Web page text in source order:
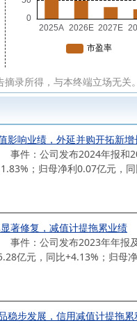
录所得，与本终端立场无
影响业绩，外延并购开拓新增
司发布2024年报和2025
；归母净利0.07亿元
著修复，减值计提拖累业绩
司发布2023年年报及
亿元，同比+4.13%；归
稳步发展，信用减值计提拖累